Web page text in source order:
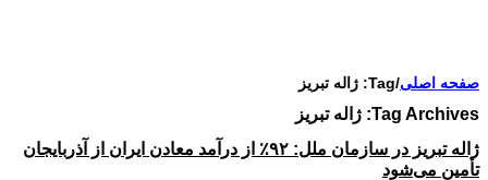
صفحه اصلی/
Tag: ژاله تبریز
Tag Archives: ژاله تبریز
ژاله تبریز در سازمان ملل: ۹۲٪ از درآمد معادن ایران از آذربایجان
تأمین می‌شود